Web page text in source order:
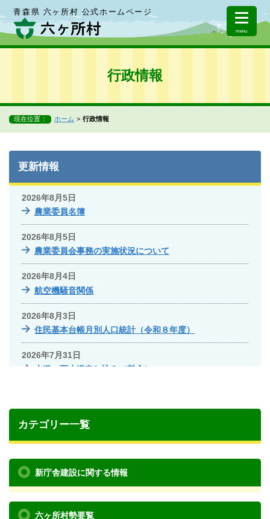
青森県 六ヶ所村 公式ホームページ
menu
行政情報
現在位置： ホーム 行政情報
更新情報
2026年8月5日
農業委員名簿
2026年8月5日
農業委員会事務の実施状況について
2026年8月4日
航空機騒音関係
2026年8月3日
住民基本台帳月別人口統計（令和８年度）
2026年7月31日
水道・下水道申し込み（料金）
カテゴリー一覧
新庁舎建設に関する情報
六ヶ所村勢要覧